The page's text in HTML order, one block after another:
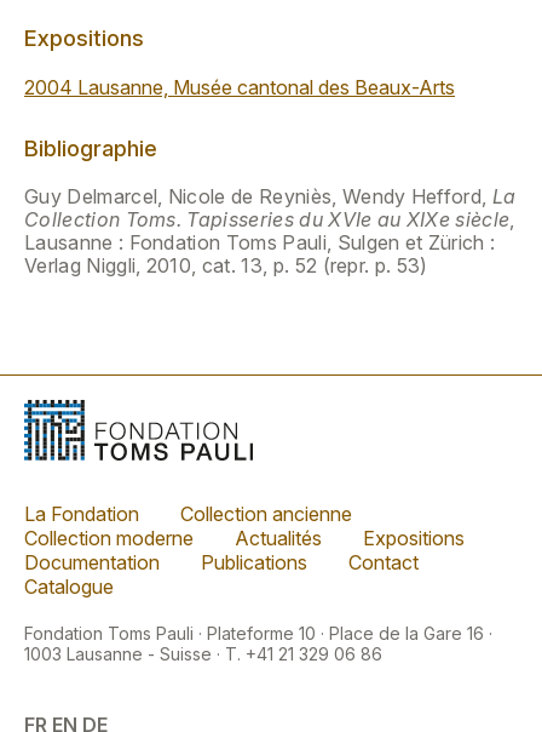
Expositions
2004 Lausanne, Musée cantonal des Beaux-Arts
Bibliographie
Guy Delmarcel, Nicole de Reyniès, Wendy Hefford, La
Collection Toms. Tapisseries du XVIe au XIXe siècle,
Lausanne : Fondation Toms Pauli, Sulgen et Zürich :
Verlag Niggli, 2010, cat. 13, p. 52 (repr. p. 53)
La Fondation
Collection ancienne
Collection moderne
Actualités
Expositions
Documentation
Publications
Contact
Catalogue
Fondation Toms Pauli · Plateforme 10 · Place de la Gare 16 ·
1003 Lausanne - Suisse · T. +41 21 329 06 86
FR EN DE